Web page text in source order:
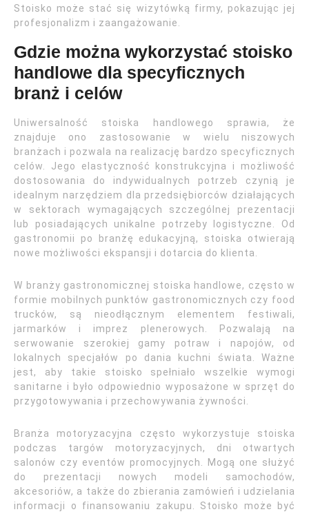
Stoisko może stać się wizytówką firmy, pokazując jej
profesjonalizm i zaangażowanie.
Gdzie można wykorzystać stoisko
handlowe dla specyficznych
branż i celów
Uniwersalność stoiska handlowego sprawia, że
znajduje ono zastosowanie w wielu niszowych
branżach i pozwala na realizację bardzo specyficznych
celów. Jego elastyczność konstrukcyjna i możliwość
dostosowania do indywidualnych potrzeb czynią je
idealnym narzędziem dla przedsiębiorców działających
w sektorach wymagających szczególnej prezentacji
lub posiadających unikalne potrzeby logistyczne. Od
gastronomii po branżę edukacyjną, stoiska otwierają
nowe możliwości ekspansji i dotarcia do klienta.
W branży gastronomicznej stoiska handlowe, często w
formie mobilnych punktów gastronomicznych czy food
trucków, są nieodłącznym elementem festiwali,
jarmarków i imprez plenerowych. Pozwalają na
serwowanie szerokiej gamy potraw i napojów, od
lokalnych specjałów po dania kuchni świata. Ważne
jest, aby takie stoisko spełniało wszelkie wymogi
sanitarne i było odpowiednio wyposażone w sprzęt do
przygotowywania i przechowywania żywności.
Branża motoryzacyjna często wykorzystuje stoiska
podczas targów motoryzacyjnych, dni otwartych
salonów czy eventów promocyjnych. Mogą one służyć
do prezentacji nowych modeli samochodów,
akcesoriów, a także do zbierania zamówień i udzielania
informacji o finansowaniu zakupu. Stoisko może być